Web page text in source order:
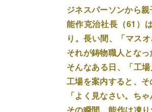
ジネスパーソンから親
能作克治社長（61）
り。長い間、「マス
それが鋳物職人とな
そんなある日、「工
工場を案内すると、そ
「よく見なさい。ち
その瞬間、能作は凍